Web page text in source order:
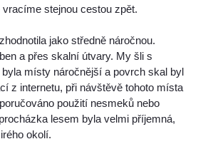
stejnou cestou zpět.
jako středně náročnou.
a přes skalní útvary. My šli s
místy náročnější a povrch skal byl
z internetu, při návštěvě tohoto místa
použití nesmeků nebo
lesem byla velmi příjemná,
okolí.